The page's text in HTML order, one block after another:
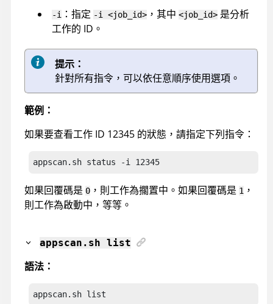
-i ：指定 -i <job_id> ，其中 <job_id> 是分析
工作的 ID。
提示：
針對所有指令，可以依任意順序使用選項。
範例：
如果要查看工作 ID 12345 的狀態，請指定下列指令：
appscan.sh status -i 12345
如果回覆碼是 0 ，則工作為擱置中。如果回覆碼是 1 ，
則工作為啟動中，等等。
appscan .sh list
語法：
appscan.sh list